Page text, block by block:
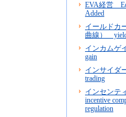
EVA経営
Added
イールドカ
曲線）
インカムゲ
gain
インサイダ
trading
インセンテ
incentive
regulation